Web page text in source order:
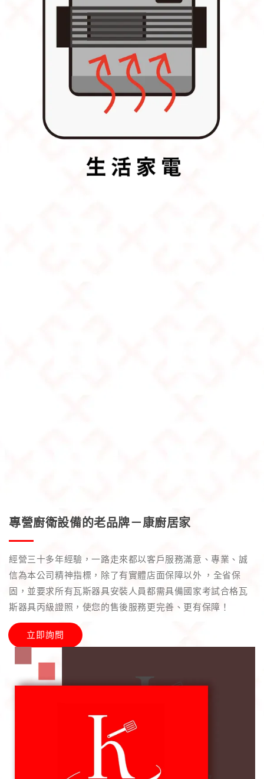
專營廚衛設備的老品牌－康廚居家
經營三十多年經驗，一路走來都以客戶服務滿意、專業、誠
信為本公司精神指標，除了有實體店面保障以外 ，全省保
固，並要求所有瓦斯器具安裝人員都需具備國家考試合格瓦
斯器具丙級證照，使您的售後服務更完善、更有保障！
立即詢問